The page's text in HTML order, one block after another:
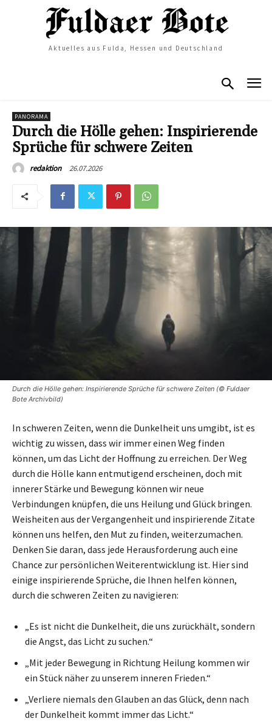
Aktuelles aus Fulda, Hessen und Deutschland
PANORAMA
Durch die Hölle gehen: Inspirierende
Sprüche für schwere Zeiten
redaktion 26.07.2026
Durch die Hölle gehen: Inspirierende Sprüche für schwere Zeiten (© Fuldaer
Bote Archivbild)
In schweren Zeiten, wenn die Dunkelheit uns umgibt, ist es
wichtig zu wissen, dass wir immer einen Weg finden
können, um das Licht der Hoffnung zu erreichen. Der Weg
durch die Hölle kann entmutigend erscheinen, doch mit
innerer Stärke und Bewegung können wir neue
Verbindungen knüpfen, die uns Heilung und Glück bringen.
Weisheiten aus der Vergangenheit und inspirierende Zitate
können uns helfen, den Mut zu finden, weiterzumachen.
Denken Sie daran, dass jede Herausforderung auch eine
Chance zur persönlichen Weiterentwicklung ist. Hier sind
einige inspirierende Sprüche, die Ihnen helfen können,
durch die schweren Zeiten zu navigieren:
„Es ist nicht die Dunkelheit, die uns zurückhält, sondern
die Angst, das Licht zu suchen.“
„Mit jeder Bewegung in Richtung Heilung kommen wir
ein Stück näher zu unserem inneren Frieden.“
„Verliere niemals den Glauben an das Glück, denn nach
der Dunkelheit kommt immer das Licht.“